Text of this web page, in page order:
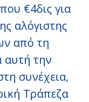
€4δις για
αλόγιστης
από τη
αυτή την
συνέχεια,
Τράπεζα